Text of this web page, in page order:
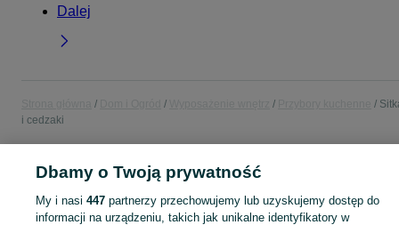
Dalej
i cedzaki
POLSKA
KATEGORIA
Dbamy o Twoją prywatność
My i nasi 447partnerzy przechowujemy lub uzyskujemy dostęp do
informacji na urządzeniu, takich jak unikalne identyfikatory w